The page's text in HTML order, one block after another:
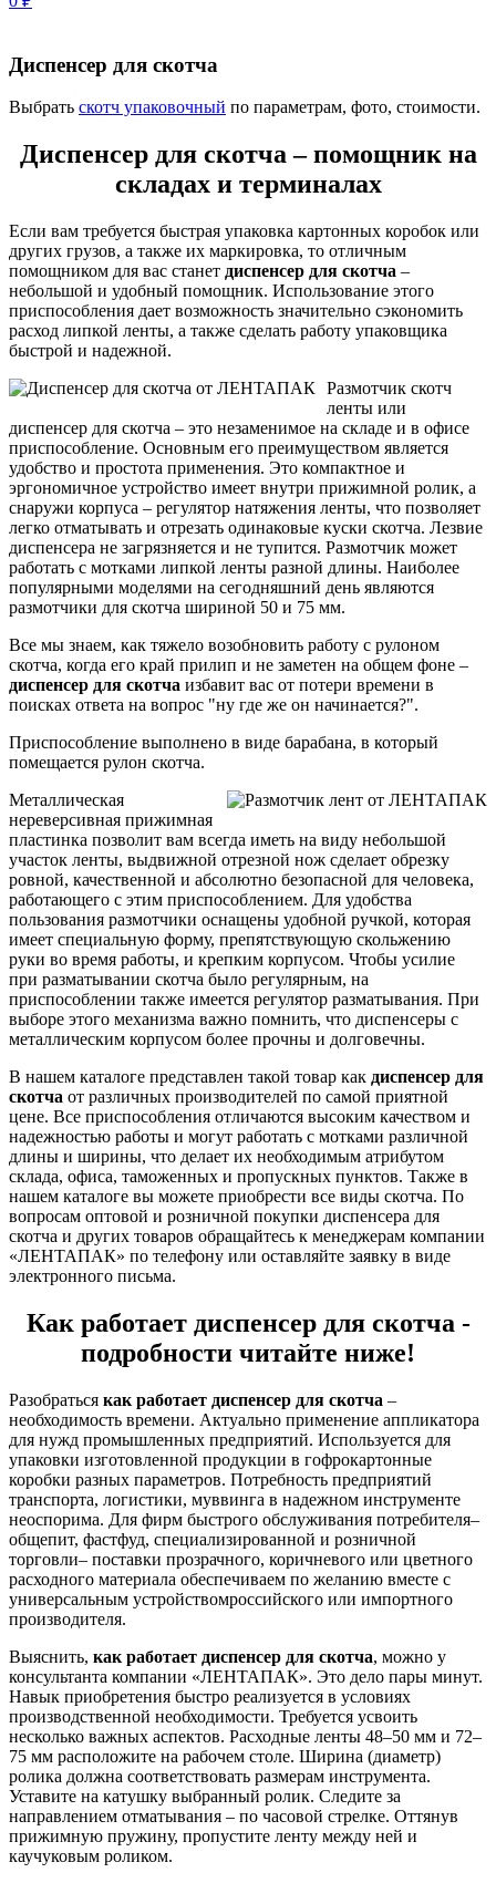
Диспенсер для скотча
Выбрать скотч упаковочный по параметрам, фото, стоимости.
Диспенсер для скотча – помощник на
складах и терминалах
Если вам требуется быстрая упаковка картонных коробок или
других грузов, а также их маркировка, то отличным
помощником для вас станет диспенсер для скотча –
небольшой и удобный помощник. Использование этого
приспособления дает возможность значительно сэкономить
расход липкой ленты, а также сделать работу упаковщика
быстрой и надежной.
Размотчик скотч
ленты или
диспенсер для скотча – это незаменимое на складе и в офисе
приспособление. Основным его преимуществом является
удобство и простота применения. Это компактное и
эргономичное устройство имеет внутри прижимной ролик, а
снаружи корпуса – регулятор натяжения ленты, что позволяет
легко отматывать и отрезать одинаковые куски скотча. Лезвие
диспенсера не загрязняется и не тупится. Размотчик может
работать с мотками липкой ленты разной длины. Наиболее
популярными моделями на сегодняшний день являются
размотчики для скотча шириной 50 и 75 мм.
Все мы знаем, как тяжело возобновить работу с рулоном
скотча, когда его край прилип и не заметен на общем фоне –
диспенсер для скотча избавит вас от потери времени в
поисках ответа на вопрос "ну где же он начинается?".
Приспособление выполнено в виде барабана, в который
помещается рулон скотча.
Металлическая
нереверсивная прижимная
пластинка позволит вам всегда иметь на виду небольшой
участок ленты, выдвижной отрезной нож сделает обрезку
ровной, качественной и абсолютно безопасной для человека,
работающего с этим приспособлением. Для удобства
пользования размотчики оснащены удобной ручкой, которая
имеет специальную форму, препятствующую скольжению
руки во время работы, и крепким корпусом. Чтобы усилие
при разматывании скотча было регулярным, на
приспособлении также имеется регулятор разматывания. При
выборе этого механизма важно помнить, что диспенсеры с
металлическим корпусом более прочны и долговечны.
В нашем каталоге представлен такой товар как диспенсер для
скотча от различных производителей по самой приятной
цене. Все приспособления отличаются высоким качеством и
надежностью работы и могут работать с мотками различной
длины и ширины, что делает их необходимым атрибутом
склада, офиса, таможенных и пропускных пунктов. Также в
нашем каталоге вы можете приобрести все виды скотча. По
вопросам оптовой и розничной покупки диспенсера для
скотча и других товаров обращайтесь к менеджерам компании
«ЛЕНТАПАК» по телефону или оставляйте заявку в виде
электронного письма.
Как работает диспенсер для скотча -
подробности читайте ниже!
Разобраться как работает диспенсер для скотча –
необходимость времени. Актуально применение аппликатора
для нужд промышленных предприятий. Используется для
упаковки изготовленной продукции в гофрокартонные
коробки разных параметров. Потребность предприятий
транспорта, логистики, муввинга в надежном инструменте
неоспорима. Для фирм быстрого обслуживания потребителя–
общепит, фастфуд, специализированной и розничной
торговли– поставки прозрачного, коричневого или цветного
расходного материала обеспечиваем по желанию вместе с
универсальным устройствомроссийского или импортного
производителя.
Выяснить, как работает диспенсер для скотча, можно у
консультанта компании «ЛЕНТАПАК». Это дело пары минут.
Навык приобретения быстро реализуется в условиях
производственной необходимости. Требуется усвоить
несколько важных аспектов. Расходные ленты 48–50 мм и 72–
75 мм расположите на рабочем столе. Ширина (диаметр)
ролика должна соответствовать размерам инструмента.
Уставите на катушку выбранный ролик. Следите за
направлением отматывания – по часовой стрелке. Оттянув
прижимную пружину, пропустите ленту между ней и
каучуковым роликом.